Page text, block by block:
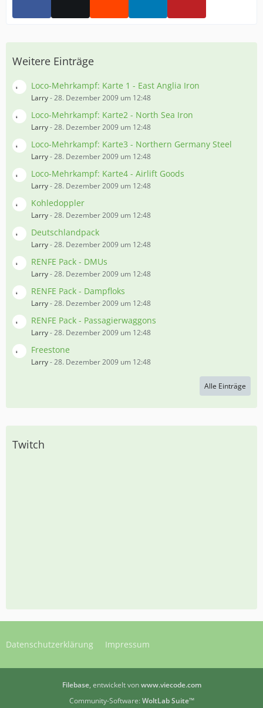
Weitere Einträge
Loco-Mehrkampf: Karte 1 - East Anglia Iron
Larry-28. Dezember 2009 um 12:48
Loco-Mehrkampf: Karte2 - North Sea Iron
Larry-28. Dezember 2009 um 12:48
Loco-Mehrkampf: Karte3 - Northern Germany Steel
Larry-28. Dezember 2009 um 12:48
Loco-Mehrkampf: Karte4 - Airlift Goods
Larry-28. Dezember 2009 um 12:48
Kohledoppler
Larry-28. Dezember 2009 um 12:48
Deutschlandpack
Larry-28. Dezember 2009 um 12:48
RENFE Pack - DMUs
Larry-28. Dezember 2009 um 12:48
RENFE Pack - Dampfloks
Larry-28. Dezember 2009 um 12:48
RENFE Pack - Passagierwaggons
Larry-28. Dezember 2009 um 12:48
Freestone
Larry-28. Dezember 2009 um 12:48
Alle Einträge
Twitch
Datenschutzerklärung Impressum
Filebase, entwickelt vonwww.viecode.com
Community-Software: WoltLab Suite™